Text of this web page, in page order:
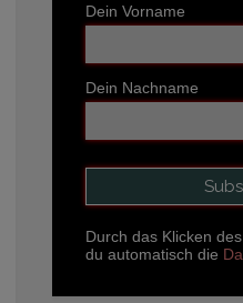
Dein Vorname
Dein Nachname
Durch das Klicken
du automatisch die